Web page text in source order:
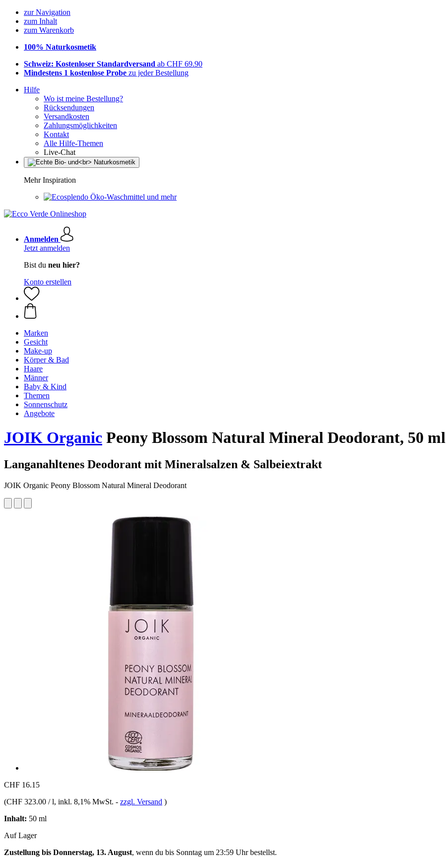
zur Navigation
zum Inhalt
zum Warenkorb
100% Naturkosmetik
Schweiz: Kostenloser Standardversand ab CHF 69.90
Mindestens 1 kostenlose Probe zu jeder Bestellung
Hilfe
Wo ist meine Bestellung?
Rücksendungen
Versandkosten
Zahlungsmöglichkeiten
Kontakt
Alle Hilfe-Themen
Live-Chat
Mehr Inspiration
Öko-Waschmittel und mehr
Anmelden
Jetzt anmelden
Bist du neu hier?
Konto erstellen
Marken
Gesicht
Make-up
Körper & Bad
Haare
Männer
Baby & Kind
Themen
Sonnenschutz
Angebote
JOIK Organic Peony Blossom Natural Mineral Deodorant, 50 ml
Langanahltenes Deodorant mit Mineralsalzen & Salbeiextrakt
JOIK Organic Peony Blossom Natural Mineral Deodorant
CHF 16.15
(CHF 323.00 / l, inkl. 8,1% MwSt. - zzgl. Versand )
Inhalt: 50 ml
Auf Lager
Zustellung bis Donnerstag, 13. August, wenn du bis Sonntag um 23:59 Uhrbestellst.